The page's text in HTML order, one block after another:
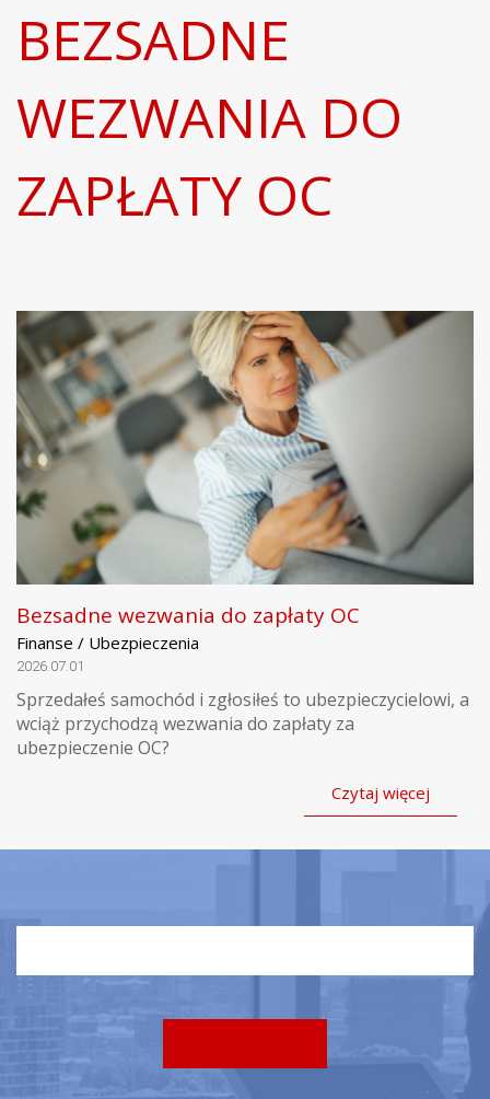
BEZSADNE
WEZWANIA DO
ZAPŁATY OC
Bezsadne wezwania do zapłaty OC
Finanse / Ubezpieczenia
2026.07.01
Sprzedałeś samochód i zgłosiłeś to ubezpieczycielowi, a
wciąż przychodzą wezwania do zapłaty za
ubezpieczenie OC?
Czytaj więcej